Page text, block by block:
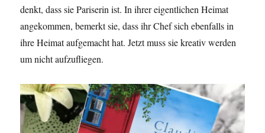
denkt, dass sie Pariserin ist. In ihrer eigentlichen Heimat
angekommen, bemerkt sie, dass ihr Chef sich ebenfalls in
ihre Heimat aufgemacht hat. Jetzt muss sie kreativ werden
um nicht aufzufliegen.